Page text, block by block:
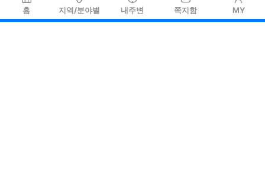
홈 지역/분야별 내주변 쪽지함 MY